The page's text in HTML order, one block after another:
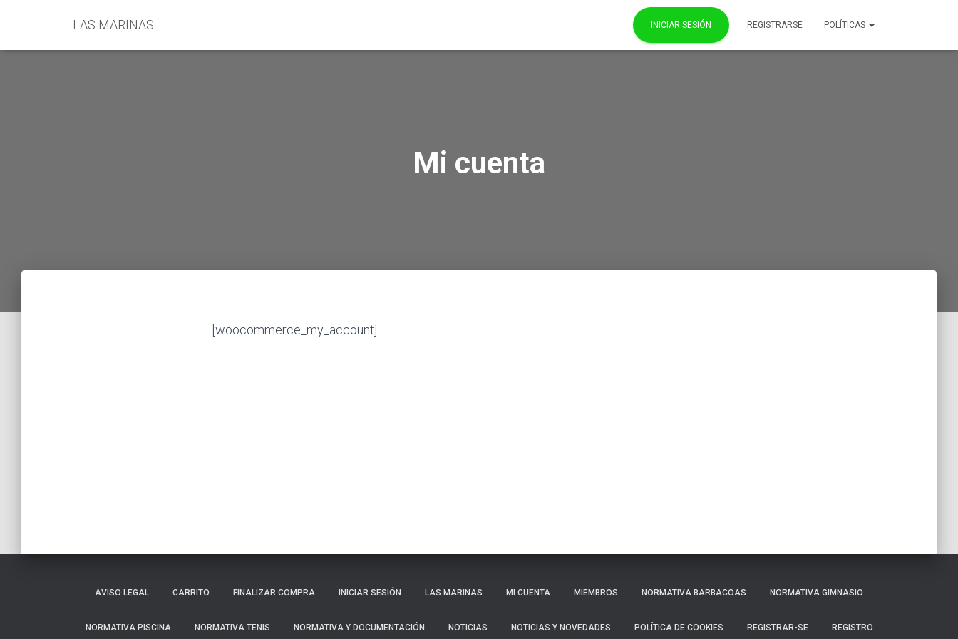
LAS MARINAS INICIAR SESIÓN REGISTRARSE POLÍTICAS
Mi cuenta
[woocommerce_my_account]
AVISO LEGAL CARRITO FINALIZAR COMPRA INICIAR SESIÓN LAS MARINAS MI CUENTA MIEMBROS NORMATIVA BARBACOAS NORMATIVA GIMNASIO
NORMATIVA PISCINA NORMATIVA TENIS NORMATIVA Y DOCUMENTACIÓN NOTICIAS NOTICIAS Y NOVEDADES POLÍTICA DE COOKIES REGISTRAR-SE REGISTRO